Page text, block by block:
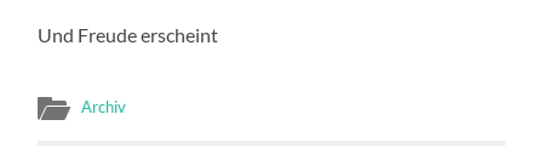
Und Freude erscheint
Archiv